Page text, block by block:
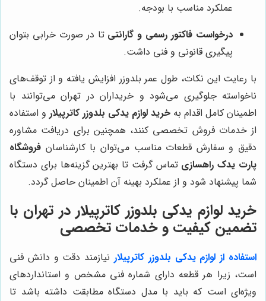
عملکرد مناسب با بودجه.
درخواست فاکتور رسمی و گارانتی تا در صورت خرابی بتوان
پیگیری قانونی و فنی داشت.
با رعایت این نکات، طول عمر بلدوزر افزایش یافته و از توقف‌های
ناخواسته جلوگیری می‌شود و خریداران در تهران می‌توانند با
اطمینان کامل اقدام به خرید لوازم یدکی بلدوزر کاترپیلار و استفاده
از خدمات فروش تخصصی کنند، همچنین برای دریافت مشاوره
دقیق و سفارش قطعات مناسب می‌توان با کارشناسان فروشگاه
پارت یدک راهسازی تماس گرفت تا بهترین گزینه‌ها برای دستگاه
شما پیشنهاد شود و از عملکرد بهینه آن اطمینان حاصل گردد.
خرید لوازم یدکی بلدوزر کاترپیلار در تهران با
تضمین کیفیت و خدمات تخصصی
استفاده از لوازم یدکی بلدوزر کاترپیلار نیازمند دقت و دانش فنی
است، زیرا هر قطعه دارای شماره فنی مشخص و استانداردهای
ویژه‌ای است که باید با مدل دستگاه مطابقت داشته باشد تا